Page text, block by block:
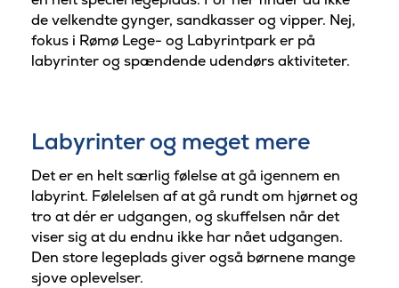
de velkendte gynger, sandkasser og vipper. Nej,
fokus i Rømø Lege- og Labyrintpark er på
labyrinter og spændende udendørs aktiviteter.
Labyrinter og meget mere
Det er en helt særlig følelse at gå igennem en
labyrint. Følelelsen af at gå rundt om hjørnet og
tro at dér er udgangen, og skuffelsen når det
viser sig at du endnu ikke har nået udgangen.
Den store legeplads giver også børnene mange
sjove oplevelser.